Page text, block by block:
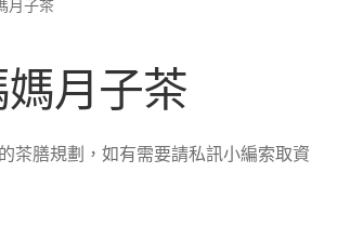
選
展
開
月子茶
月子茶
茶膳規劃，如有需要請私訊小編索取資